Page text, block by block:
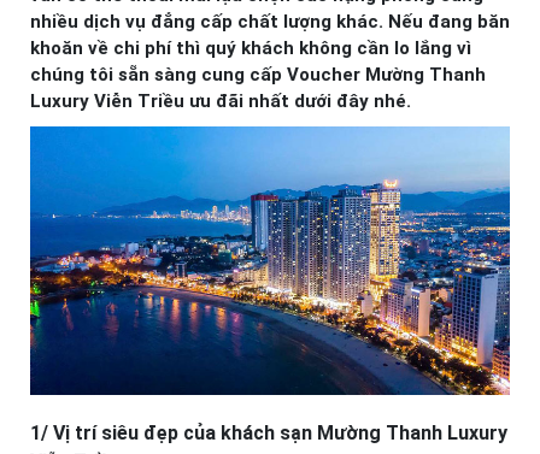
nhiều dịch vụ đẳng cấp chất lượng khác. Nếu đang băn
khoăn về chi phí thì quý khách không cần lo lắng vì
chúng tôi sẵn sàng cung cấp Voucher Mường Thanh
Luxury Viễn Triều ưu đãi nhất dưới đây nhé.
1/ Vị trí siêu đẹp của khách sạn Mường Thanh Luxury